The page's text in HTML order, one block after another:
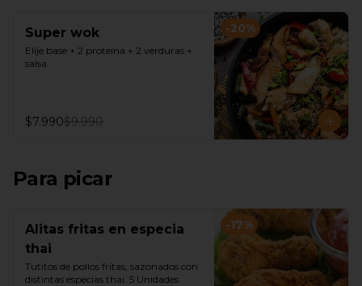
-20%
Super wok
Elije base + 2 proteína + 2 verduras +
salsa.
$7.990$9.990
Para picar
-17%
Alitas fritas en especia
thai
Tutitos de pollos fritas, sazonados con
distintas especias thai. 5 Unidades